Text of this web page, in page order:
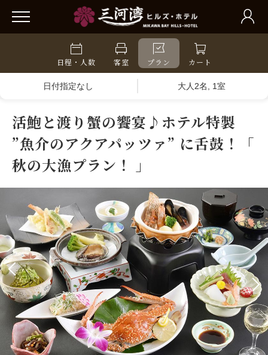
日程・人数 客室 プラン カート
日付指定なし 大人2名, 1室
活鮑と渡り蟹の饗宴♪ホテル特製
”魚介のアクアパッツァ” に舌鼓！「
秋の大漁プラン！ 」